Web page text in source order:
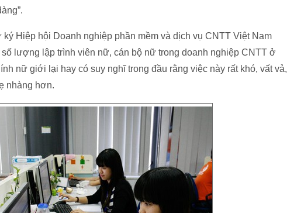
Hiệp hội Doanh nghiệp phần mềm và dịch vụ CNTT Việt Nam
lượng lập trình viên nữ, cán bộ nữ trong doanh nghiệp CNTT ở
nữ giới lại hay có suy nghĩ trong đầu rằng việc này rất khó, vất vả,
nhàng hơn.